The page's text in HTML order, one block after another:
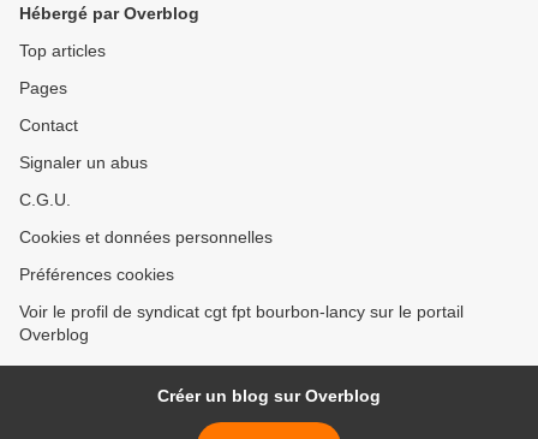
Hébergé par Overblog
Top articles
Pages
Contact
Signaler un abus
C.G.U.
Cookies et données personnelles
Préférences cookies
Voir le profil de syndicat cgt fpt bourbon-lancy sur le portail
Overblog
Créer un blog sur Overblog